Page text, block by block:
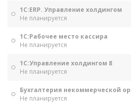
1С:ERP. Управление холдингом
Не планируется
1С:Рабочее место кассира
Не планируется
1С:Управление холдингом 8
Не планируется
Бухгалтерия некоммерческой
Не планируется